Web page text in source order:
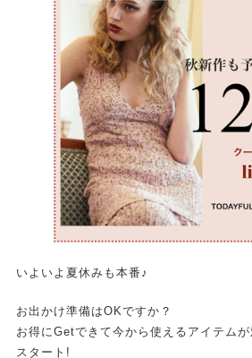
いよいよ夏休みも本番♪
お出かけ準備はOKですか？
お得にGetできて今から使えるアイテム
スタート!